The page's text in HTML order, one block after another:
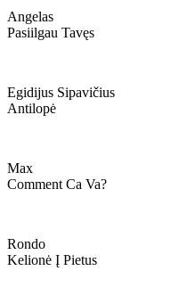
Angelas
Pasiilgau Tavęs
Egidijus Sipavičius
Antilopė
Max
Comment Ca Va?
Rondo
Kelionė Į Pietus